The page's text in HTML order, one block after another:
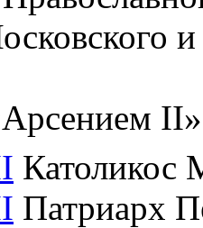
Католикос
Патриарх